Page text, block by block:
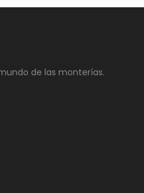
de las monterías.